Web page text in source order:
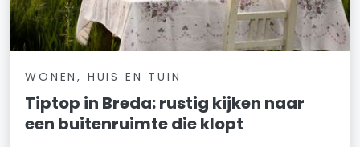
WONEN, HUIS EN TUIN
Tiptop in Breda: rustig kijken naar
een buitenruimte die klopt